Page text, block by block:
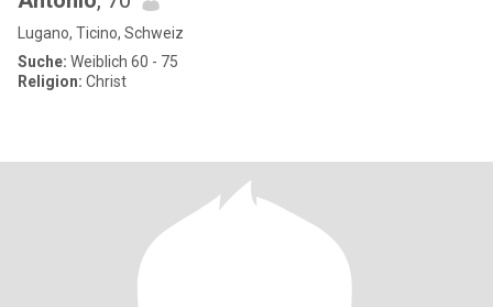
Lugano, Ticino, Schweiz
Suche: Weiblich 60 - 75
Religion: Christ